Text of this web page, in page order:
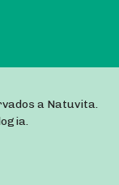
a Natuvita.
.